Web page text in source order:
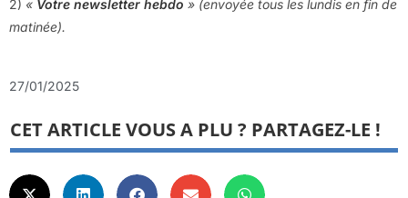
2) « Votre newsletter hebdo » (envoyée tous les lundis en fin de
matinée).
27/01/2025
CET ARTICLE VOUS A PLU ? PARTAGEZ-LE !